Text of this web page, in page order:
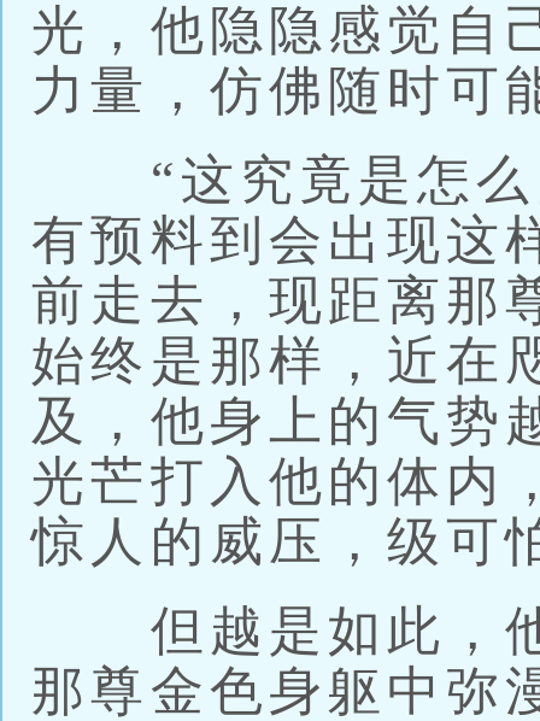
光，他隐隐感觉自
力量，仿佛随时可
“这究竟是怎么
有预料到会出现这
前走去，现距离那
始终是那样，近在
及，他身上的气势
光芒打入他的体内
惊人的威压，级可
但越是如此，他
那尊金色身躯中弥